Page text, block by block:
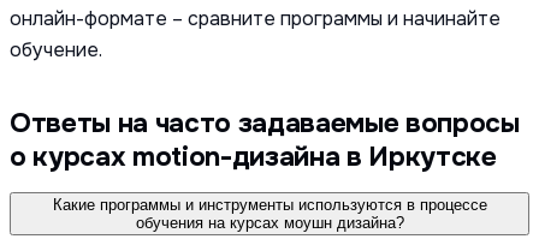
онлайн-формате – сравните программы и начинайте
обучение.
Ответы на часто задаваемые вопросы
о курсах motion-дизайна в Иркутске
Какие программы и инструменты используются в процессе
обучения на курсах моушн дизайна?